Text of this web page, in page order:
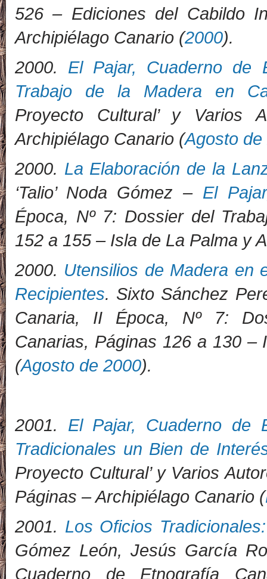
526 – Ediciones del Cabildo
Archipiélago Canario (2000).
2000. El Pajar, Cuaderno de
Trabajo de la Madera en
Proyecto Cultural’ y
Archipiélago Canario (Agosto de
2000. La Elaboración de la
‘Talio’ Noda Gómez – El
Época, Nº 7: Dossier del
152 a 155 – Isla de La Palma y
2000. Utensilios de Madera en
Recipientes. Sixto Sánchez
Canaria, II Época, Nº 7:
Canarias, Páginas 126 a 130 –
(Agosto de 2000).
2001. El Pajar, Cuaderno de
Tradicionales un Bien de
Proyecto Cultural’ y Varios
Páginas – Archipiélago Canario (
2001. Los Oficios
Gómez León, Jesús García
Cuaderno de Etnografía